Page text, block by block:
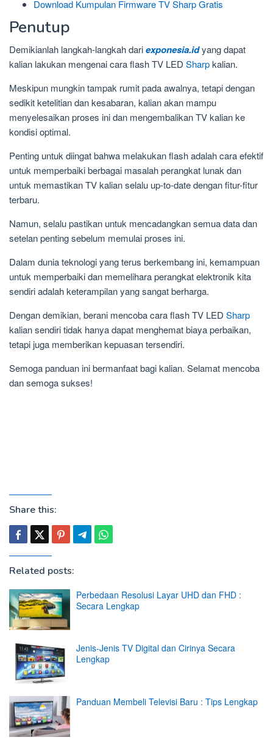
Download Kumpulan Firmware TV Sharp Gratis
Penutup
Demikianlah langkah-langkah dariexponesia.idyang dapat
kalian lakukan mengenai cara flash TV LED Sharpkalian.
Meskipun mungkin tampak rumit pada awalnya, tetapi dengan
sedikit ketelitian dan kesabaran, kalian akan mampu
menyelesaikan proses ini dan mengembalikan TV kalian ke
kondisi optimal.
Penting untuk diingat bahwa melakukan flash adalah cara efektif
untuk memperbaiki berbagai masalah perangkat lunak dan
untuk memastikan TV kalian selalu up-to-date dengan fitur-fitur
terbaru.
Namun, selalu pastikan untuk mencadangkan semua data dan
setelan penting sebelum memulai proses ini.
Dalam dunia teknologi yang terus berkembang ini, kemampuan
untuk memperbaiki dan memelihara perangkat elektronik kita
sendiri adalah keterampilan yang sangat berharga.
Dengan demikian, berani mencoba cara flash TV LED Sharp
kalian sendiri tidak hanya dapat menghemat biaya perbaikan,
tetapi juga memberikan kepuasan tersendiri.
Semoga panduan ini bermanfaat bagi kalian. Selamat mencoba
dan semoga sukses!
Share this:
Related posts:
Perbedaan Resolusi Layar UHD dan FHD :
Secara Lengkap
Jenis-Jenis TV Digital dan Cirinya Secara
Lengkap
Panduan Membeli Televisi Baru : Tips Lengkap